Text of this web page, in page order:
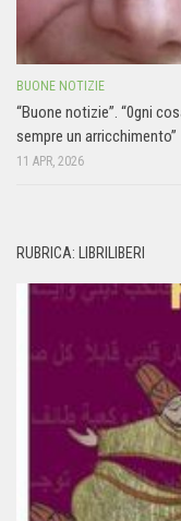
BUONE NOTIZIE
“Buone notizie”. “0gni
sempre un arricchimento”
11 APR, 2026
RUBRICA: LIBRILIBERI